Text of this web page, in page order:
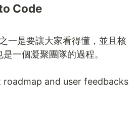
Code
一是要讓大家看得懂，並且核
一個凝聚團隊的過程。
and user feedbacks